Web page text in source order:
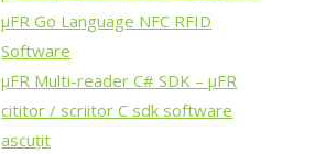
μFR Go Language NFC RFID
Software
μFR Multi-reader C# SDK – μFR
cititor / scriitor C sdk software
ascuțit